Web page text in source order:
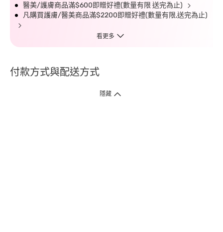
醫美/護膚商品滿$600即贈好禮(數量有限 送完為止)
凡購買護膚/醫美商品滿$2200即贈好禮(數量有限,送完為止)
看更多
付款方式與配送方式
隱藏